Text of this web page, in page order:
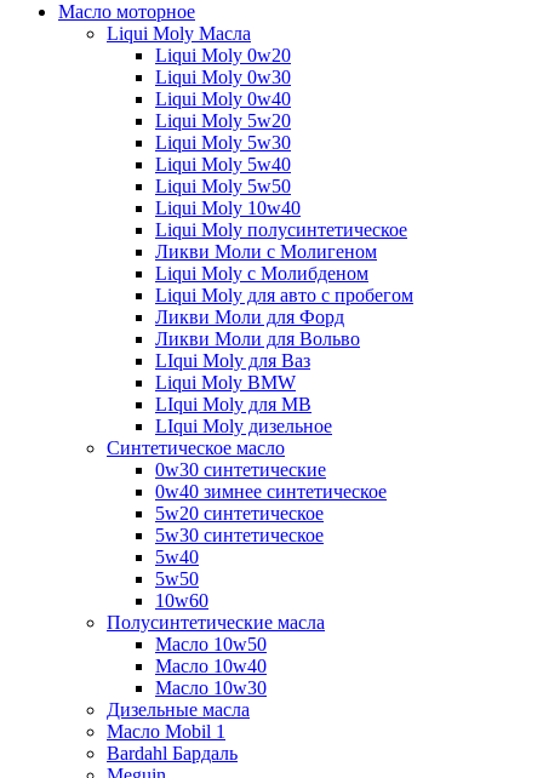
Масло моторное
Liqui Moly Масла
Liqui Moly 0w20
Liqui Moly 0w30
Liqui Moly 0w40
Liqui Moly 5w20
Liqui Moly 5w30
Liqui Moly 5w40
Liqui Moly 5w50
Liqui Moly 10w40
Liqui Moly полусинтетическое
Ликви Моли с Молигеном
Liqui Moly с Молибденом
Liqui Moly для авто с пробегом
Ликви Моли для Форд
Ликви Моли для Вольво
LIqui Moly для Ваз
Liqui Moly BMW
LIqui Moly для MB
LIqui Moly дизельное
Синтетическое масло
0w30 синтетические
0w40 зимнее синтетическое
5w20 синтетическое
5w30 синтетическое
5w40
5w50
10w60
Полусинтетические масла
Масло 10w50
Масло 10w40
Масло 10w30
Дизельные масла
Масло Mobil 1
Bardahl Бардаль